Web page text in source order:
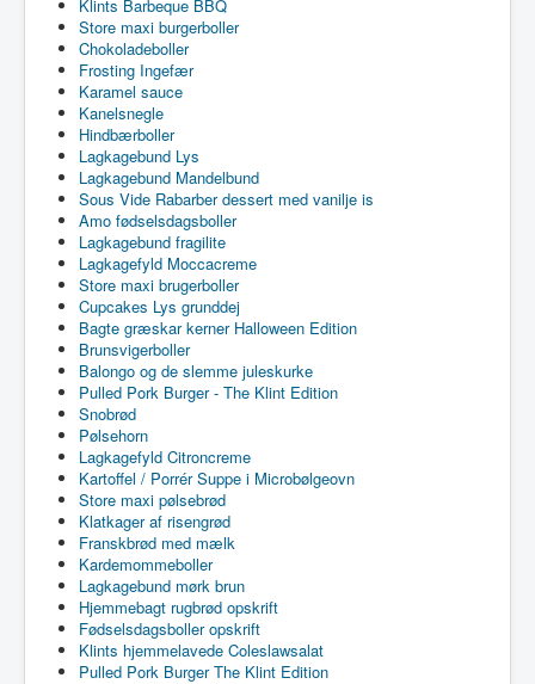
Klints Barbeque BBQ
Store maxi burgerboller
Chokoladeboller
Frosting Ingefær
Karamel sauce
Kanelsnegle
Hindbærboller
Lagkagebund Lys
Lagkagebund Mandelbund
Sous Vide Rabarber dessert med vanilje is
Amo fødselsdagsboller
Lagkagebund fragilite
Lagkagefyld Moccacreme
Store maxi brugerboller
Cupcakes Lys grunddej
Bagte græskar kerner Halloween Edition
Brunsvigerboller
Balongo og de slemme juleskurke
Pulled Pork Burger - The Klint Edition
Snobrød
Pølsehorn
Lagkagefyld Citroncreme
Kartoffel / Porrér Suppe i Microbølgeovn
Store maxi pølsebrød
Klatkager af risengrød
Franskbrød med mælk
Kardemommeboller
Lagkagebund mørk brun
Hjemmebagt rugbrød opskrift
Fødselsdagsboller opskrift
Klints hjemmelavede Coleslawsalat
Pulled Pork Burger The Klint Edition